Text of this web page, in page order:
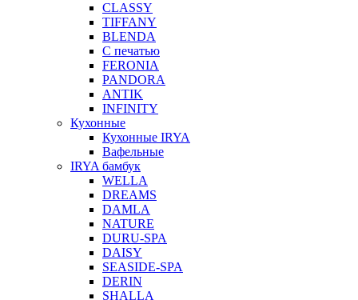
CLASSY
TIFFANY
BLENDA
С печатью
FERONIA
PANDORA
ANTIK
INFINITY
Кухонные
Кухонные IRYA
Вафельные
IRYA бамбук
WELLA
DREAMS
DAMLA
NATURE
DURU-SPA
DAISY
SEASIDE-SPA
DERIN
SHALLA